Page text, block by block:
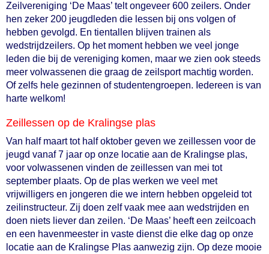
Zeilvereniging ‘De Maas’ telt ongeveer 600 zeilers. Onder
hen zeker 200 jeugdleden die lessen bij ons volgen of
hebben gevolgd. En tientallen blijven trainen als
wedstrijdzeilers. Op het moment hebben we veel jonge
leden die bij de vereniging komen, maar we zien ook steeds
meer volwassenen die graag de zeilsport machtig worden.
Of zelfs hele gezinnen of studentengroepen. Iedereen is van
harte welkom!
Zeillessen op de Kralingse plas
Van half maart tot half oktober geven we zeillessen voor de
jeugd vanaf 7 jaar op onze locatie aan de Kralingse plas,
voor volwassenen vinden de zeillessen van mei tot
september plaats. Op de plas werken we veel met
vrijwilligers en jongeren die we intern hebben opgeleid tot
zeilinstructeur. Zij doen zelf vaak mee aan wedstrijden en
doen niets liever dan zeilen. ‘De Maas’ heeft een zeilcoach
en een havenmeester in vaste dienst die elke dag op onze
locatie aan de Kralingse Plas aanwezig zijn. Op deze mooie